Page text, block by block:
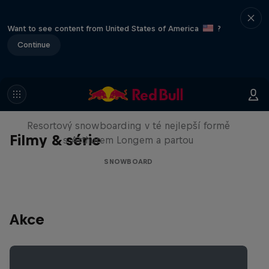
Want to see content from United States of America
?
Continue
Filmy & série
Sofia: A Story of the Half-Day
Ticket
Resortový snowboarding v té nejlepší formě
s Arthurem Longem a partou
SNOWBOARD
Akce